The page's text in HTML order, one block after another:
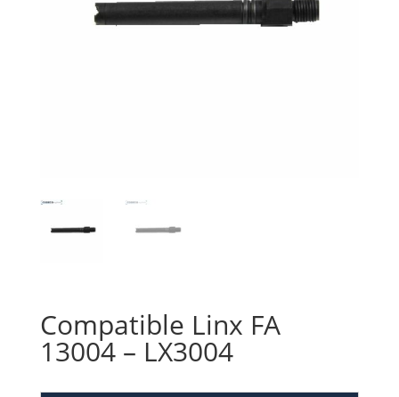
Compatible Linx FA
13004 – LX3004